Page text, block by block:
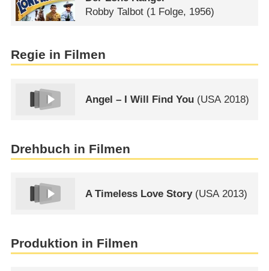
Robby Talbot (1 Folge, 1956)
Regie in Filmen
Angel – I Will Find You (USA2018)
Drehbuch in Filmen
A Timeless Love Story(USA 2013)
Produktion in Filmen